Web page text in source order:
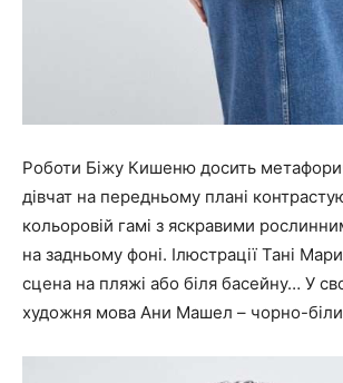
Роботи Біжу Кишеню досить
дівчат на передньому плані
кольоровій гамі з яскравими
на задньому фоні. Ілюстрації Тані
сцена на пляжі або біля басейну… У
художня мова Ани Машел – чорно-